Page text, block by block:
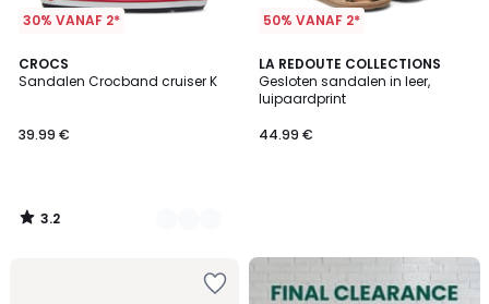
30% VANAF 2*
CROCS
Sandalen Crocband cruiser K
39.99 €
3.2
/ 5
2
Kleuren
3.2
/
50% VANAF 2*
LA REDOUTE COLLECTIONS
Gesloten sandalen in leer,
luipaardprint
44.99 €
FINAL
CLEARANCE